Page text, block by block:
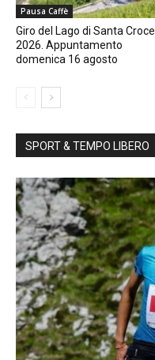
Pausa Caffè
Giro del Lago di Santa Croce
2026. Appuntamento
domenica 16 agosto
SPORT & TEMPO LIBERO